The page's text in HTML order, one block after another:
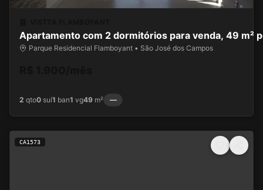
Apartamento com 2 dormitórios para venda, 49 m²
Parque Residencial Flamboyant • São José dos Campos
2 qto0 suí1 ban1 vg49 m² —
CA1573